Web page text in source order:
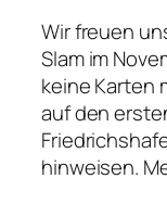
Wir freuen
Slam im
keine Karten
auf den
hinweisen.